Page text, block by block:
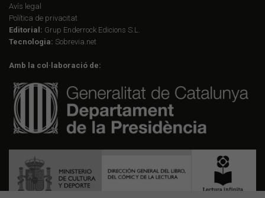
Avís legal
Política de privacitat
Editorial: Grup Enderrock Edicions S.L.
Tecnologia: Sobrevia.net
Amb la col·laboració de: